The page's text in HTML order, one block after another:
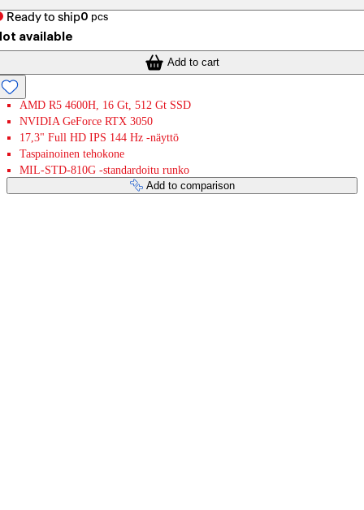
Ready to ship0 pcs
available
Add to cart
AMD R5 4600H, 16 Gt, 512 Gt SSD
NVIDIA GeForce RTX 3050
17,3" Full HD IPS 144 Hz -näyttö
Taspainoinen tehokone
MIL-STD-810G -standardoitu runko
Add to comparison